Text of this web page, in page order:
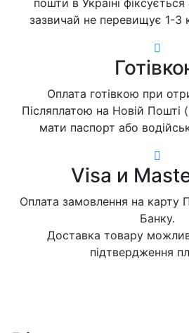
зазвичай не перевищує 1-3
Оплата готівкою при
Післяплатою на Новій Пошті
мати паспорт або
Visa и
Оплата замовлення на карту
Банку.
Доставка товару
підтвердження